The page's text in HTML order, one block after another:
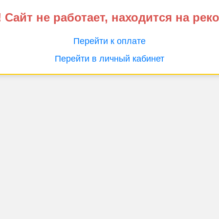
не работает, находится на
Перейти к оплате
Перейти в личный кабинет